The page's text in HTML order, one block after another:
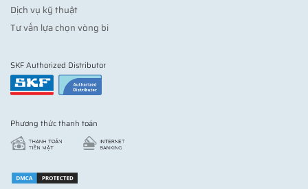
Dịch vụ kỹ thuật
Tư vấn lựa chọn vòng bi
SKF Authorized Distributor
Phương thức thanh toán